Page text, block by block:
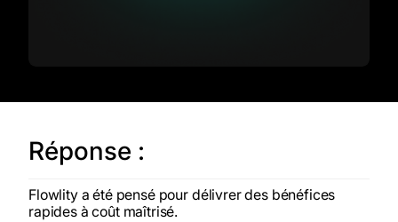
Réponse :
Flowlity a été pensé pour délivrer des bénéfices
rapides à coût maîtrisé.